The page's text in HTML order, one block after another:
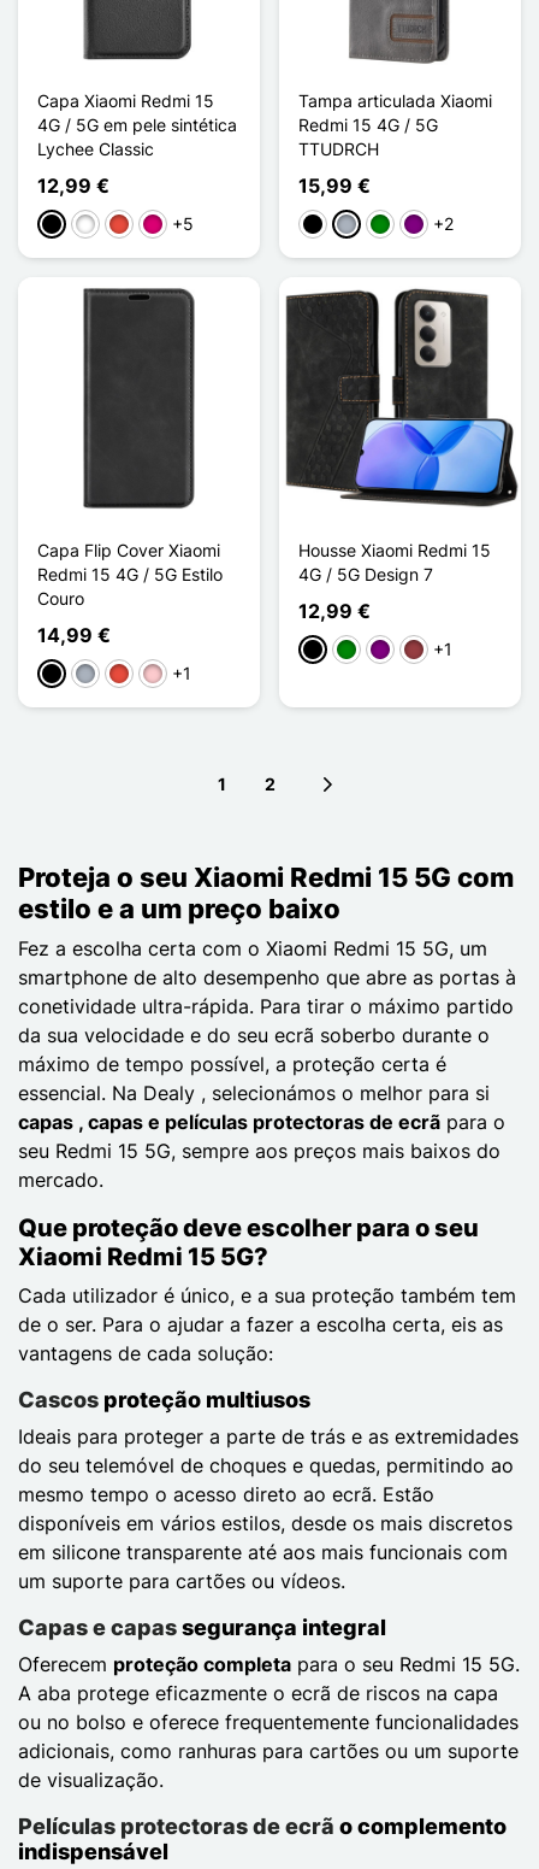
Capa Xiaomi Redmi 15
4G / 5G em pele sintética
Lychee Classic
12,99 €
PretoBrancoVermelho
Magenta
+5
Tampa articulada Xiaomi
Redmi 15 4G / 5G
TTUDRCH
15,99 €
PretoCinzento
VerdePúrpura
+2
Capa Flip Cover Xiaomi
Redmi 15 4G / 5G Estilo
Couro
14,99 €
PretoCinzentoVermelho
Rosa+1
Housse Xiaomi Redmi 15
4G / 5G Design 7
12,99 €
PretoVerdePúrpuraVermelho escuro
+1
1 2
Proteja o seu Xiaomi Redmi 15 5G com
estilo e a um preço baixo
Fez a escolha certa com o Xiaomi Redmi 15 5G, um
smartphone de alto desempenho que abre as portas à
conetividade ultra-rápida. Para tirar o máximo partido
da sua velocidade e do seu ecrã soberbo durante o
máximo de tempo possível, a proteção certa é
essencial. Na Dealy , selecionámos o melhor para si
capas , capas e películas protectoras de ecrã para o
seu Redmi 15 5G, sempre aos preços mais baixos do
mercado.
Que proteção deve escolher para o seu
Xiaomi Redmi 15 5G?
Cada utilizador é único, e a sua proteção também tem
de o ser. Para o ajudar a fazer a escolha certa, eis as
vantagens de cada solução:
Cascos proteção multiusos
Ideais para proteger a parte de trás e as extremidades
do seu telemóvel de choques e quedas, permitindo ao
mesmo tempo o acesso direto ao ecrã. Estão
disponíveis em vários estilos, desde os mais discretos
em silicone transparente até aos mais funcionais com
um suporte para cartões ou vídeos.
Capas e capassegurança integral
Oferecem proteção completa para o seu Redmi 15 5G.
A aba protege eficazmente o ecrã de riscos na capa
ou no bolso e oferece frequentemente funcionalidades
adicionais, como ranhuras para cartões ou um suporte
de visualização.
Películas protectoras de ecrã o complemento
indispensável